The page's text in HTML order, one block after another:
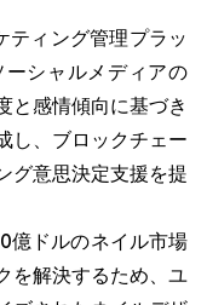
ティング管理プラッ
ーシャルメディアの
と感情傾向に基づき
し、ブロックチェー
グ意思決定支援を提
億ドルのネイル市場
を解決するため、ユ